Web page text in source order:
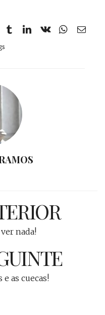
nada!
e as cuecas!